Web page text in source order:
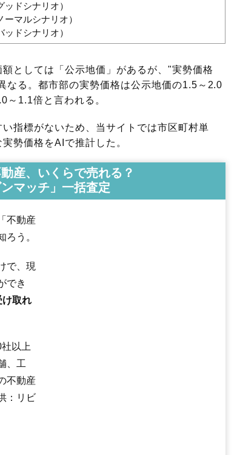
ドシナリオ）
ーマルシナリオ）
ドシナリオ）
としては「公示地価」があるが、"実勢価格
なる。都市部の実勢価格は公示地価の1.5～2.0
～1.1倍と言われる。
指標がないため、当サイトでは市区町村単
勢価格をAIで推計した。
産、いくらで売れる？
ンマッチ」一括査定
不動産
ろう。
で、現
でき
け取れ
以上
、工
不動産
：リビ
大和田
島田台
八千代台北
村上南勝田台北
八千代台駅
村上駅